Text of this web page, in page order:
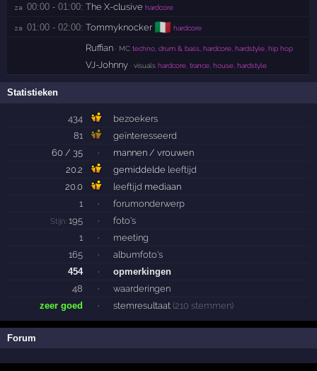
za 00:00 - 01:00: The X-clusive hardcore
za 01:00 - 02:00: Tommyknocker 🇮🇹 hardcore
Ruffian · MC techno, drum & bass, hardcore, hardstyle, hip hop
VJ-Johnny · visuals hardcore, trance, house, hardstyle
Statistieken
434
bezoekers
81
geïnteresseerd
60 / 35
·
mannen / vrouwen
20.2
gemiddelde leeftijd
20.0
leeftijd mediaan
1
· forumonderwerp
Stijn: 195 ·
foto's
1
·
meeting
165
·
albumfoto's
454
·
opmerkingen
48
·
waarderingen
zeer goed
· stemresultaat (210 stemmen)
Forum